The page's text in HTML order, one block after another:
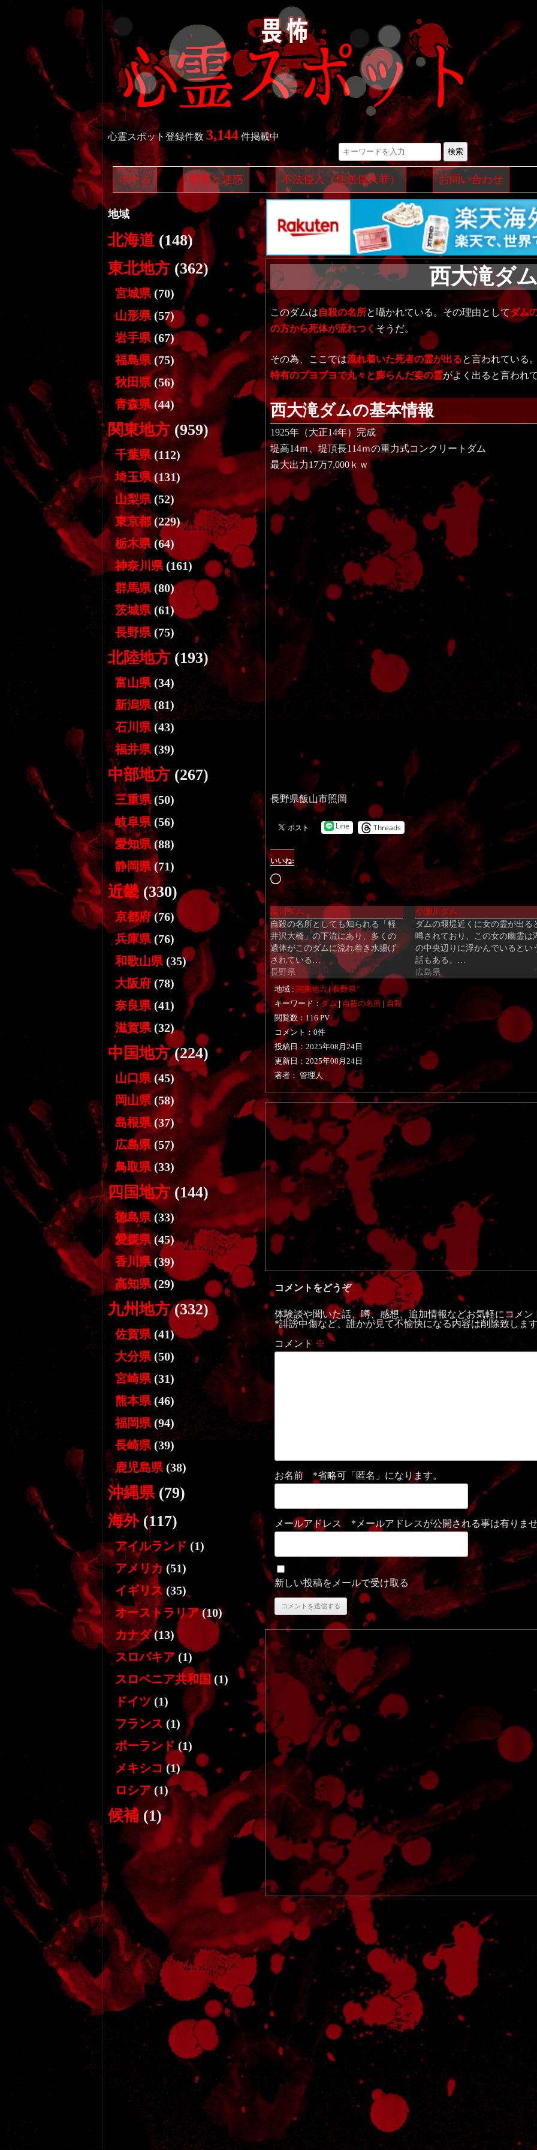
心霊スポット登録件数 3,144 件掲載中
検索
コ
ン
テ
ン
ツ
へ
ス
プ
ホーム 犯罪と迷惑 不法侵入（住居侵入罪） お問い合わせ
西大滝ダ
このダムは自殺の名所と囁かれている。その理由としてダム
の方から死体が流れつく そうだ。
その為、ここでは流れ着いた死者の霊が出ると言われている
特有のブヨブヨで丸々と膨らんだ姿の霊がよく出ると言われ
西大滝ダムの基本情報
1925年（大正14年）完成
堤高14ｍ、堤頂長114ｍの重力式コンクリートダム
最大出力17万7,000ｋｗ
長野県飯山市照岡
Line Threads
いいね:
読
み
込
み
中…
湯川ダム
自殺の名所としても知られる「軽
井沢大橋」の下流にあり、多くの
遺体がこのダムに流れ着き水揚げ
されている…
長野県
小瀬川ダム
ダムの堰堤近くに女の霊が出る
噂されており、この女の幽霊は
の中央辺りに浮かんでいるとい
話もある。…
広島県
地域 : 関東地方|長野県
キーワード：ダム|自殺の名所| 自殺
閲覧数：116 PV
コメント：0件
投稿日： 2025年08月24日
更新日： 2025年08月24日
著者： 管理人
コメントをどうぞ
体験談や聞いた話、噂、感想、追加情報などお気軽にコメ
*誹謗中傷など、誰かが見て不愉快になる内容は削除致しま
コメント ※
お名前 *省略可「匿名」になります。
メールアドレス *メールアドレスが公開される事は有りま
新しい投稿をメールで受け取る
地域
北海道(148)
東北地方 (362)
宮城県 (70)
山形県 (57)
岩手県 (67)
福島県 (75)
秋田県(56)
青森県(44)
関東地方(959)
千葉県 (112)
埼玉県(131)
山梨県(52)
東京都(229)
栃木県(64)
神奈川県 (161)
群馬県 (80)
茨城県 (61)
長野県 (75)
北陸地方 (193)
富山県(34)
新潟県(81)
石川県 (43)
福井県 (39)
中部地方 (267)
三重県(50)
岐阜県 (56)
愛知県(88)
静岡県(71)
近畿(330)
京都府(76)
兵庫県 (76)
和歌山県 (35)
大阪府 (78)
奈良県 (41)
滋賀県 (32)
中国地方(224)
山口県(45)
岡山県(58)
島根県(37)
広島県(57)
鳥取県 (33)
四国地方(144)
徳島県(33)
愛媛県(45)
香川県(39)
高知県(29)
九州地方(332)
佐賀県 (41)
大分県 (50)
宮崎県(31)
熊本県(46)
福岡県(94)
長崎県 (39)
鹿児島県 (38)
沖縄県(79)
海外(117)
アイルランド (1)
アメリカ (51)
イギリス(35)
オーストラリア(10)
カナダ(13)
スロバキア (1)
スロベニア共和国(1)
ドイツ (1)
フランス (1)
ポーランド (1)
メキシコ (1)
ロシア(1)
候補(1)